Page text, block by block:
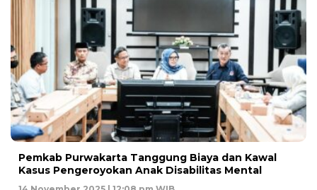
Pemkab Purwakarta Tanggung Biaya dan Kawal
Kasus Pengeroyokan Anak Disabilitas Mental